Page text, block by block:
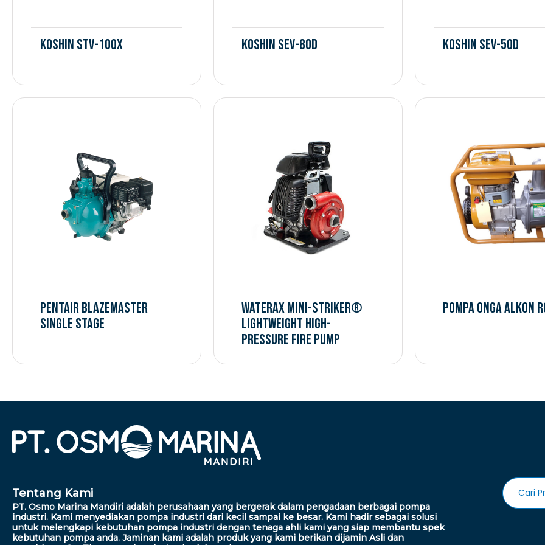
Koshin STV-100X Koshin SEV-80D Koshin SEV-50D
Pentair BLAZEMASTER
Single Stage
Waterax MINI-STRIKER®
Lightweight High-
Pressure Fire Pump
Pompa Onga Alkon
Tentang Kami
PT. Osmo Marina Mandiri adalah perusahaan yang bergerak dalam pengadaan berbagai pompa
industri. Kami menyediakan pompa industri dari kecil sampai ke besar. Kami hadir sebagai solusi
untuk melengkapi kebutuhan pompa industri dengan tenaga ahli kami yang siap membantu spek
kebutuhan pompa anda. Jaminan kami adalah produk yang kami berikan dijamin Asli dan